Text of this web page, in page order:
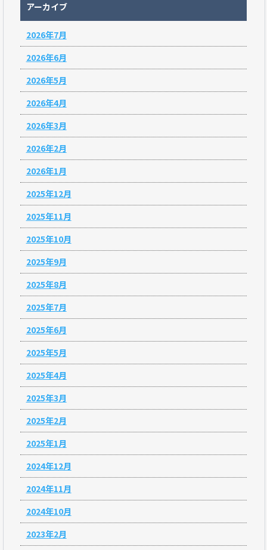
アーカイブ
2026年7月
2026年6月
2026年5月
2026年4月
2026年3月
2026年2月
2026年1月
2025年12月
2025年11月
2025年10月
2025年9月
2025年8月
2025年7月
2025年6月
2025年5月
2025年4月
2025年3月
2025年2月
2025年1月
2024年12月
2024年11月
2024年10月
2023年2月